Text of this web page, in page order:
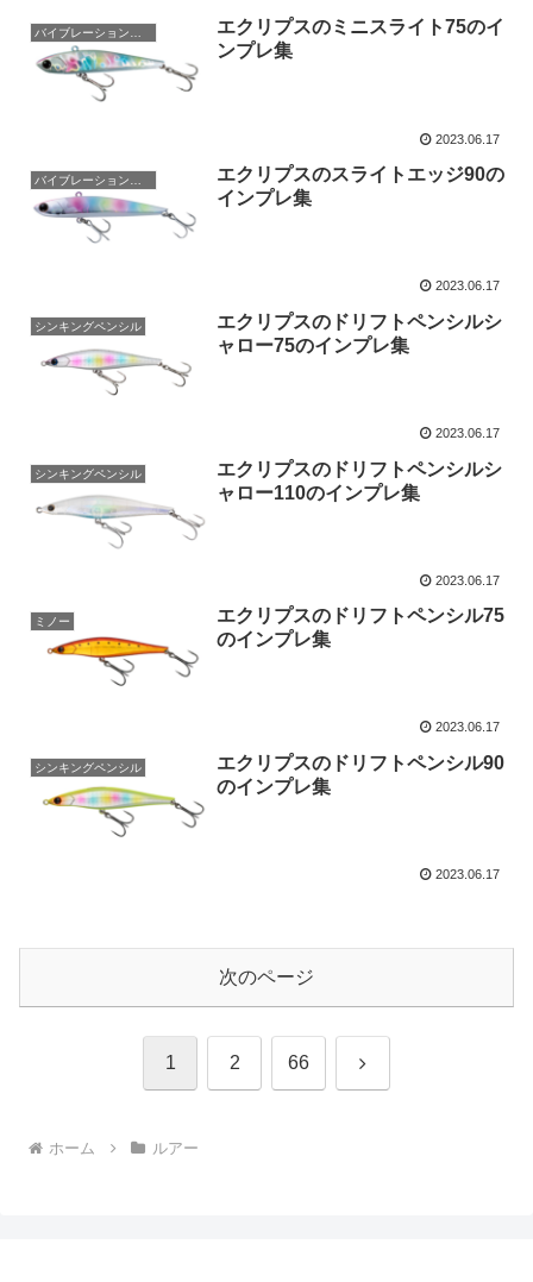
エクリプスのミニスライト75のイ
ンプレ集
2023.06.17
エクリプスのスライトエッジ90の
インプレ集
2023.06.17
シンキングペンシル
エクリプスのドリフトペンシルシ
ャロー75のインプレ集
2023.06.17
シンキングペンシル
エクリプスのドリフトペンシルシ
ャロー110のインプレ集
2023.06.17
ミノー
エクリプスのドリフトペンシル75
のインプレ集
2023.06.17
シンキングペンシル
エクリプスのドリフトペンシル90
のインプレ集
2023.06.17
次のページ
1 2 66 次
ホーム ルアー